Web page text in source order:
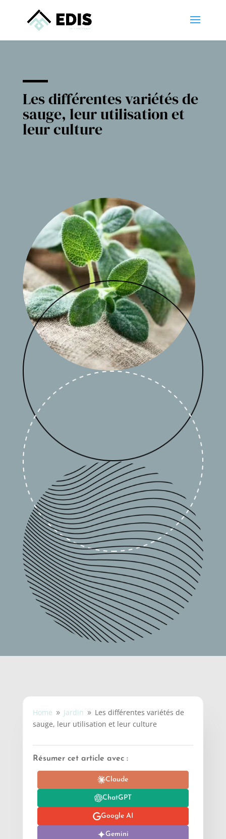
Les différentes variétés de
sauge, leur utilisation et
leur culture
Home 9 Jardin 9 Les différentes variétés de
sauge, leur utilisation et leur culture
Résumer cet article avec :
Claude
ChatGPT
Google AI
Gemini